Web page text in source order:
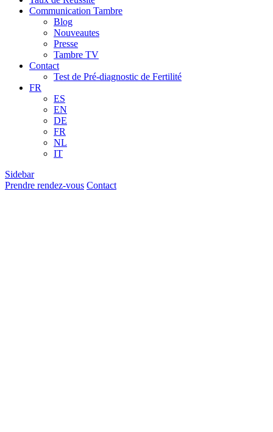
Communication Tambre
Blog
Nouveautes
Presse
Tambre TV
Contact
Test de Pré-diagnostic de Fertilité
FR
ES
EN
DE
FR
NL
IT
Sidebar
Prendre rendez-vous Contact